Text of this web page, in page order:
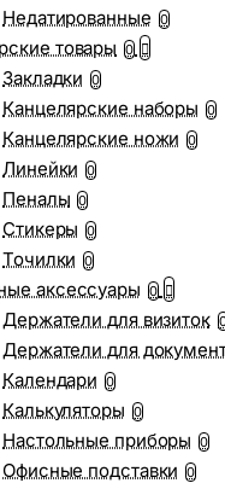
Недатированные 0
товары 0
Закладки 0
Канцелярские наборы 0
Канцелярские ножи 0
Линейки 0
Пеналы 0
Стикеры 0
Точилки 0
аксессуары 0
Держатели для визиток
Держатели для
Календари 0
Калькуляторы 0
Настольные приборы 0
Офисные подставки 0